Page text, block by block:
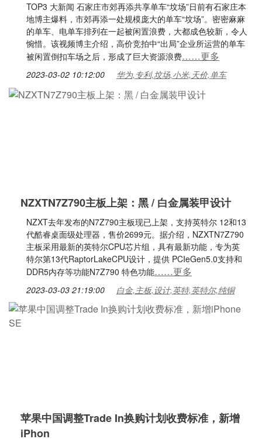
TOP3 大新闻 石家庄市郊再添共享单车“坟场”日前有石家庄本
地博主爆料，市郊再添一处规模庞大的单车“坟场”。密密麻麻
的单车、电单车排列在一起被闲置浪费，大都成色较新，令人
惋惜。该视频博主介绍，高价竞拍中“出局”企业所运营的单车
被闲置倒扣车场之后，形成了巨大资源浪费……更多
2023-03-02 10:12:00 华为,专利,坟场,小米,天价,单车
NZXTN7Z790主板上架：黑 / 白金属装甲设计
NZXT去年发布的N7Z790主板现已上架，支持英特尔 12和13
代酷睿桌面级处理器，售价2699元。据介绍，NZXTN7Z790
主板采用最新的英特尔CPU芯片组，具有最新功能，专为英
特尔第13代RaptorLakeCPU设计，提供 PCIeGen5.0支持和
DDR5内存等功能N7Z790 特色功能……更多
2023-03-03 21:19:00 白金,主板,设计,英特,英特尔,纯铜
苹果中国调整Trade In换购计划收费标准，新增
iPhon